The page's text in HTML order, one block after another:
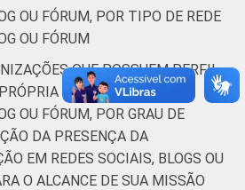
OU FÓRUM, POR TIPO DE REDE
OU FÓRUM
QUE POSSUEM PERFIL
EM ALGUMA REDE
OU FÓRUM, POR GRAU DE
DA PRESENÇA DA
EM REDES SOCIAIS, BLOGS OU
O ALCANCE DE SUA MISSÃO